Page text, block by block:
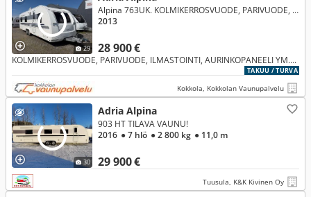
29 28 900 €
Alpina 763UK. KOLMIKERROSVUODE, PARIVUODE, ILMASTOINTI, AURINKOPANEELI YM….
2013
KOLMIKERROSVUODE, PARIVUODE, ILMASTOINTI, AURINKOPANEELI YM….
TAKUU / TURVA
Kokkola, Kokkolan Vaunupalvelu
30
Adria Alpina
29 900 €
903 HT TILAVA VAUNU!
2016 ● 7 hlö ● 2 800 kg ● 11,0 m
Tuusula, K&K Kivinen Oy